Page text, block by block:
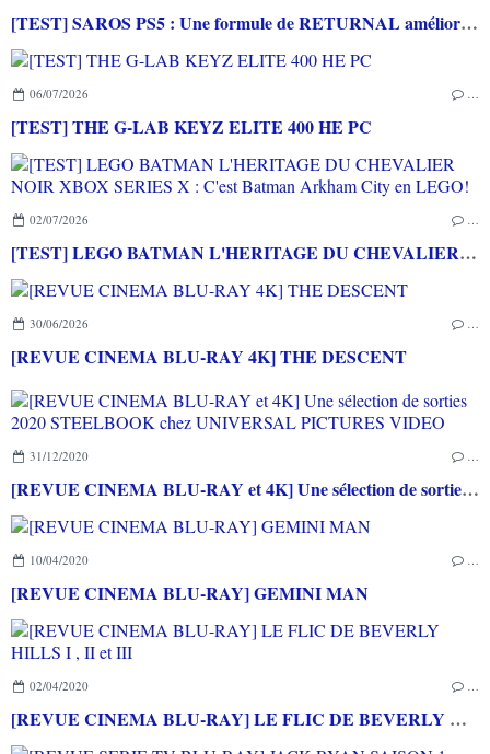
[TEST] SAROS PS5 : Une formule de RETURNAL améliorée et interessante
06/07/2026 …
[TEST] THE G-LAB KEYZ ELITE 400 HE PC
02/07/2026 …
[TEST] LEGO BATMAN L'HERITAGE DU CHEVALIER NOIR XBOX SERIES X : C'est Batman Arkham City en LEGO!
30/06/2026 …
[REVUE CINEMA BLU-RAY 4K] THE DESCENT
31/12/2020 …
[REVUE CINEMA BLU-RAY et 4K] Une sélection de sorties 2020 STEELBOOK chez UNIVERSAL PICTURES VIDEO
10/04/2020 …
[REVUE CINEMA BLU-RAY] GEMINI MAN
02/04/2020 …
[REVUE CINEMA BLU-RAY] LE FLIC DE BEVERLY HILLS I , II et III